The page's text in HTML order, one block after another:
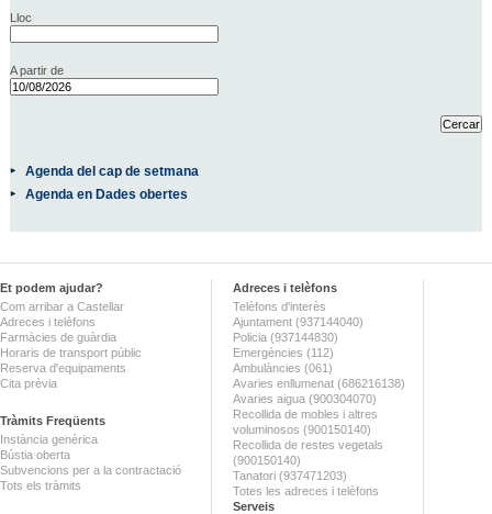
Lloc
A partir de
Agenda del cap de setmana
Agenda en Dades obertes
Et podem ajudar?
Com arribar a Castellar
Adreces i telèfons
Farmàcies de guàrdia
Horaris de transport públic
Reserva d'equipaments
Cita prèvia
Tràmits Freqüents
Instància genèrica
Bústia oberta
Subvencions per a la contractació
Tots els tràmits
Adreces i telèfons
Telèfons d'interès
Ajuntament (937144040)
Policia (937144830)
Emergències (112)
Ambulàncies (061)
Avaries enllumenat (686216138)
Avaries aigua (900304070)
Recollida de mobles i altres
voluminosos (900150140)
Recollida de restes vegetals
(900150140)
Tanatori (937471203)
Totes les adreces i telèfons
Serveis